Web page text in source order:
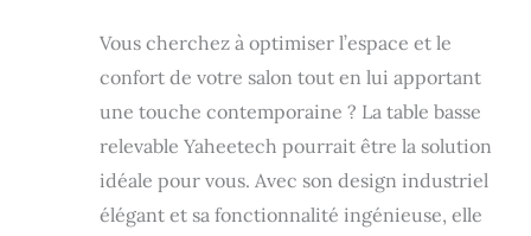
Vous cherchez à optimiser l’espace et le
confort de votre salon tout en lui apportant
une touche contemporaine ? La table basse
relevable Yaheetech pourrait être la solution
idéale pour vous. Avec son design industriel
élégant et sa fonctionnalité ingénieuse, elle